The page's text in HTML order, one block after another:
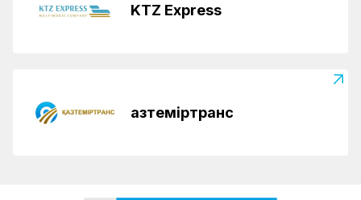
KTZ Express
Қазтеміртранс